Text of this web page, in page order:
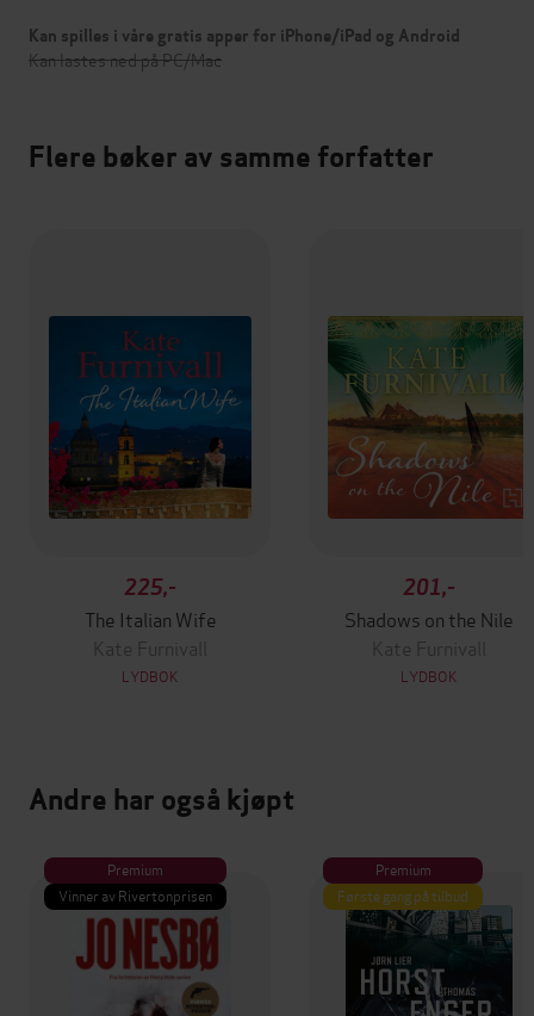
Kan spilles i våre gratis apper for iPhone/iPad og Android
Kan lastes ned på PC/Mac
Flere bøker av samme forfatter
225,-
The Italian Wife
Kate Furnivall
LYDBOK
201,-
Shadows on the Nile
Kate Furnivall
LYDBOK
Andre har også kjøpt
Premium
Vinner av Rivertonprisen
Premium
Første gang på tilbud